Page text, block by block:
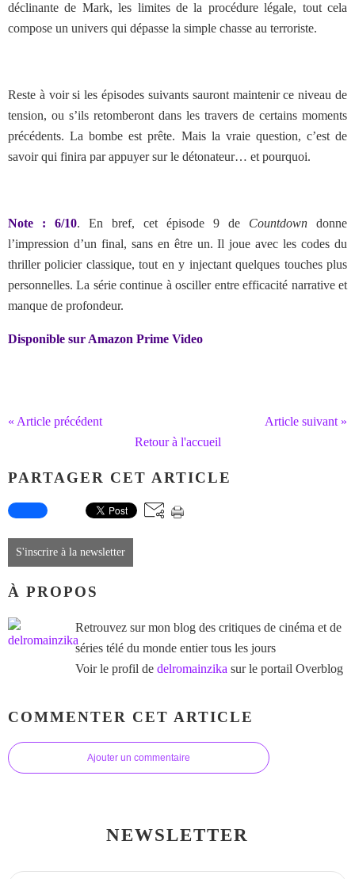
déclinante de Mark, les limites de la procédure légale, tout cela
compose un univers qui dépasse la simple chasse au terroriste.
Reste à voir si les épisodes suivants sauront maintenir ce niveau de
tension, ou s’ils retomberont dans les travers de certains moments
précédents. La bombe est prête. Mais la vraie question, c’est de
savoir qui finira par appuyer sur le détonateur… et pourquoi.
Note : 6/10. En bref, cet épisode 9 de Countdown donne
l’impression d’un final, sans en être un. Il joue avec les codes du
thriller policier classique, tout en y injectant quelques touches plus
personnelles. La série continue à osciller entre efficacité narrative et
manque de profondeur.
Disponible sur Amazon Prime Video
« Article précédent
Article suivant »
Retour à l'accueil
PARTAGER CET ARTICLE
S'inscrire à la newsletter
À PROPOS
Retrouvez sur mon blog des critiques de cinéma et de
séries télé du monde entier tous les jours
Voir le profil de delromainzika sur le portail Overblog
COMMENTER CET ARTICLE
Ajouter un commentaire
NEWSLETTER